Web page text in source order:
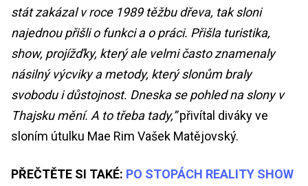
stát zakázal v roce 1989 těžbu dřeva, tak sloni
najednou přišli o funkci a o práci. Přišla turistika,
show, projížďky, který ale velmi často znamenaly
násilný výcviky a metody, který slonům braly
svobodu i důstojnost. Dneska se pohled na slony v
Thajsku mění. A to třeba tady,”přivítal diváky ve
sloním útulku Mae Rim Vašek Matějovský.
PŘEČTĚTE SI TAKÉ: PO STOPÁCH REALITY SHOW